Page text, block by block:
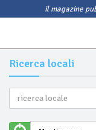
il magazine
Ricerca locali